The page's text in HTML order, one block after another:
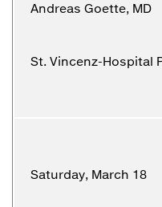
Andreas Goette, MD
St. Vincenz-Hospital
Saturday, March 18